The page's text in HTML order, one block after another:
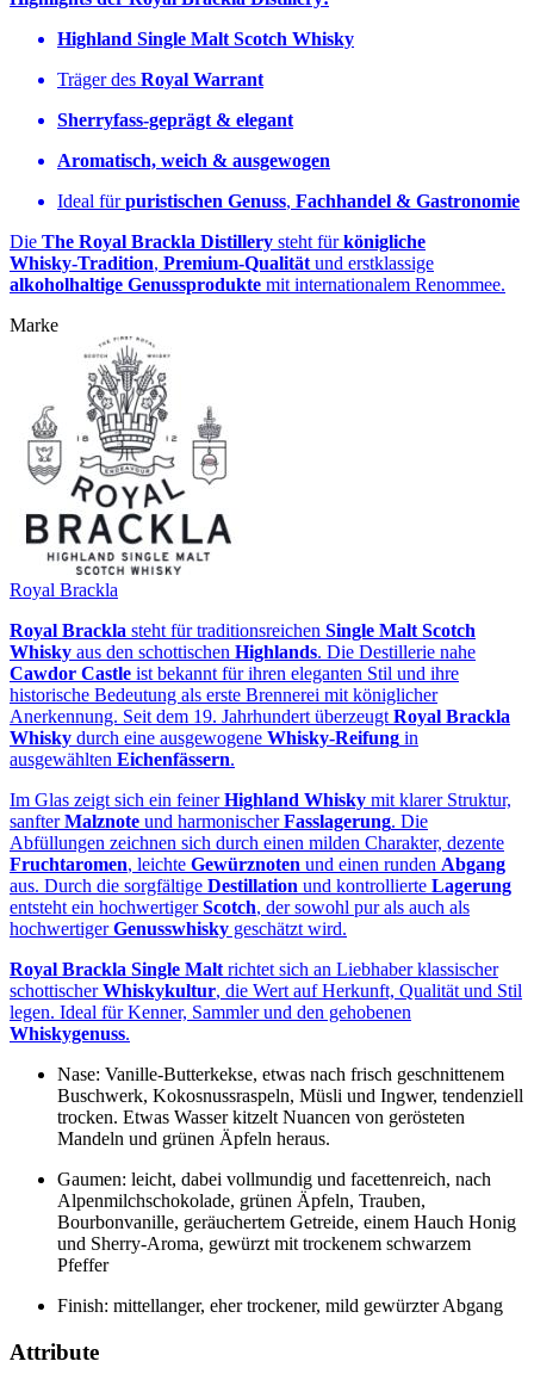
Highland Single Malt Scotch Whisky
Träger des Royal Warrant
Sherryfass‑geprägt & elegant
Aromatisch, weich & ausgewogen
Ideal fürpuristischen Genuss, Fachhandel & Gastronomie
Die The Royal Brackla Distillery steht fürkönigliche
Whisky‑Tradition, Premium‑Qualität und erstklassige
alkoholhaltige Genussprodukte mit internationalem Renommee.
Marke
Royal Brackla
Royal Brackla steht für traditionsreichen Single Malt Scotch
Whisky aus den schottischen Highlands. Die Destillerie nahe
Cawdor Castle ist bekannt für ihren eleganten Stil und ihre
historische Bedeutung als erste Brennerei mit königlicher
Anerkennung. Seit dem 19. Jahrhundert überzeugt Royal Brackla
Whisky durch eine ausgewogene Whisky‑Reifung in
ausgewählten Eichenfässern.
Im Glas zeigt sich ein feinerHighland Whisky mit klarer Struktur,
sanfterMalznote und harmonischerFasslagerung. Die
Abfüllungen zeichnen sich durch einen milden Charakter, dezente
Fruchtaromen, leichte Gewürznoten und einen runden Abgang
aus. Durch die sorgfältige Destillation und kontrollierte Lagerung
entsteht ein hochwertigerScotch, der sowohl pur als auch als
hochwertigerGenusswhisky geschätzt wird.
Royal Brackla Single Malt richtet sich an Liebhaber klassischer
schottischerWhiskykultur, die Wert auf Herkunft, Qualität und Stil
legen. Ideal für Kenner, Sammler und den gehobenen
Whiskygenuss.
Nase: Vanille-Butterkekse, etwas nach frisch geschnittenem
Buschwerk, Kokosnussraspeln, Müsli und Ingwer, tendenziell
trocken. Etwas Wasser kitzelt Nuancen von gerösteten
Mandeln und grünen Äpfeln heraus.
Gaumen: leicht, dabei vollmundig und facettenreich, nach
Alpenmilchschokolade, grünen Äpfeln, Trauben,
Bourbonvanille, geräuchertem Getreide, einem Hauch Honig
und Sherry-Aroma, gewürzt mit trockenem schwarzem
Pfeffer
Finish: mittellanger, eher trockener, mild gewürzter Abgang
Attribute